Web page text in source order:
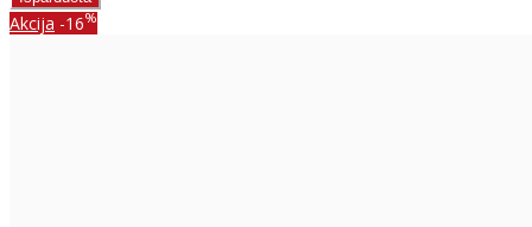
Akcija -16%